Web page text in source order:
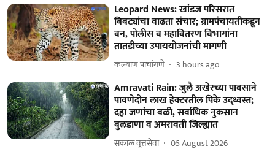
Leopard News: खांडज परिसरात
बिबट्यांचा वाढता संचार; ग्रामपंचायतीकडून
वन, पोलीस व महावितरण विभागांना
तातडीच्या उपाययोजनांची मागणी
कल्याण पाचांगणे 3 hours ago
Amravati Rain: जुलै अखेरच्या पावसाने
पावणेदोन लाख हेक्टरतील पिके उद्ध्वस्त;
दहा जणांचा बळी, सर्वाधिक नुकसान
बुलडाणा व अमरावती जिल्ह्यात
सकाळ वृत्तसेवा 05 August 2026